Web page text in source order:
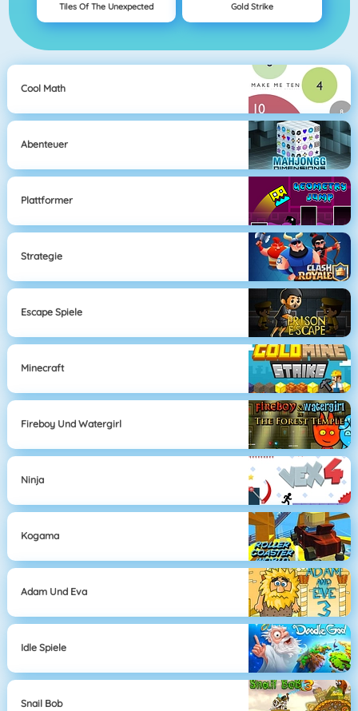
Tiles Of The Unexpected Gold Strike
Cool Math
Abenteuer
Plattformer
Strategie
Escape Spiele
Minecraft
Fireboy Und Watergirl
Ninja
Kogama
Adam Und Eva
Idle Spiele
Snail Bob